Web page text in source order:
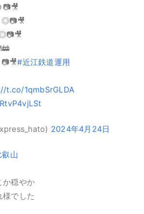
◎📷🎥
#近江鉄道運用
t.co/1qmbSrGLDA
2024年4月24日
山
か穏やか
様でした